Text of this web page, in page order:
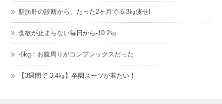
脂肪肝の診断から、たった2ヶ月で-6.3㎏痩せ!
食欲が止まらない毎日から-10.2㎏
-6kg！お腹周りがコンプレックスだった
【3週間で-3.4㎏】卒園スーツが着たい！